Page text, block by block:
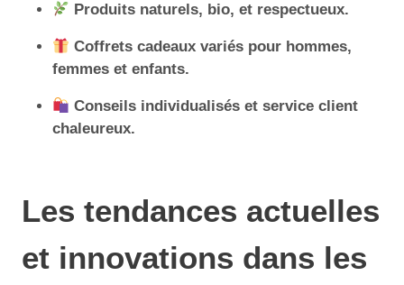
Produits naturels, bio, et respectueux.
Coffrets cadeaux variés pour hommes,
femmes et enfants.
Conseils individualisés et service client
chaleureux.
Les tendances actuelles
et innovations dans les